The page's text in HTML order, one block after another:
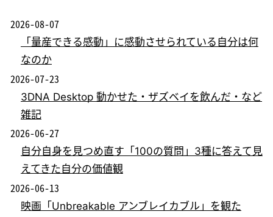
2026-08-07
「量産できる感動」に感動させられている自分は何
なのか
2026-07-23
3DNA Desktop 動かせた・ザズベイを飲んだ・など
雑記
2026-06-27
自分自身を見つめ直す「100の質問」3種に答えて見
えてきた自分の価値観
2026-06-13
映画「Unbreakable アンブレイカブル」を観た